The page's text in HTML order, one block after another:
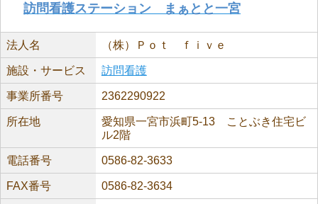
訪問看護ステーション まぁとと一宮
法人名 （株）Ｐｏｔ ｆｉｖｅ
施設・サービス 訪問看護
事業所番号 2362290922
所在地
愛知県一宮市浜町5-13 ことぶき住宅ビ
ル2階
電話番号 0586-82-3633
FAX番号 0586-82-3634